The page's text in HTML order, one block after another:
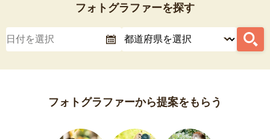
フォトグラファーを探す
フォトグラファーから提案をもらう